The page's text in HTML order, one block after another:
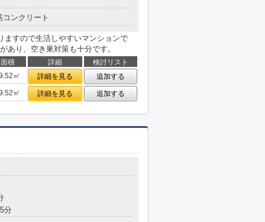
コンクリート
ますので生活しやすいマンションで
あり、空き巣対策も十分です。
面積 詳細
検討リスト
㎡
詳細を見る
追加する
㎡
詳細を見る 追加する
分